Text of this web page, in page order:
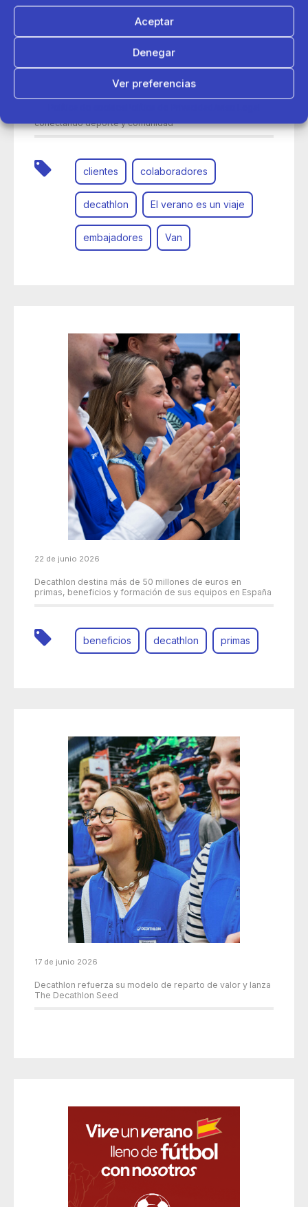
Aceptar
Denegar
Ver preferencias
conectando deporte y comunidad
clientes colaboradores
decathlon El verano es un viaje
embajadores Van
22 de junio 2026
Decathlon destina más de 50 millones de euros en
primas, beneficios y formación de sus equipos en España
beneficios decathlon primas
17 de junio 2026
Decathlon refuerza su modelo de reparto de valor y lanza
The Decathlon Seed